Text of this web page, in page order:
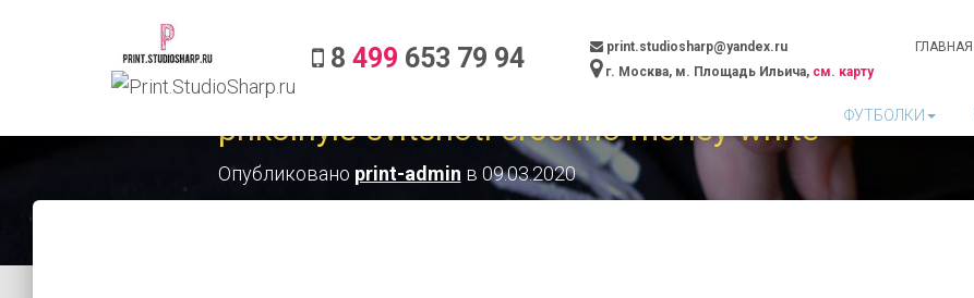
8 499 653 79 94
print.studiosharp@yandex.ru
г. Москва, м. Площадь Ильича, см. карту
ФУТБОЛКИ
ГЛАВНАЯ
prikolnyie-svitshoti-srochno-money-white
Опубликовано print-admin в 09.03.2020